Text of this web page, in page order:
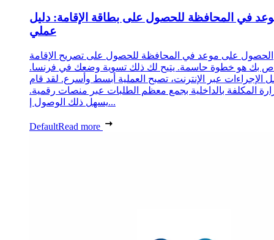
في المحافظة للحصول على بطاقة الإقامة: دليل
عملي
الحصول على موعد في المحافظة للحصول على تصريح الإقامة
بك هو خطوة حاسمة. يتيح لك ذلك تسوية وضعك في فرنسا.
الإجراءات عبر الإنترنت، تصبح العملية أبسط وأسرع. لقد قام
المكلفة بالداخلية بجمع معظم الطلبات عبر منصات رقمية.
يسهل ذلك الوصول إ...
DefaultRead more